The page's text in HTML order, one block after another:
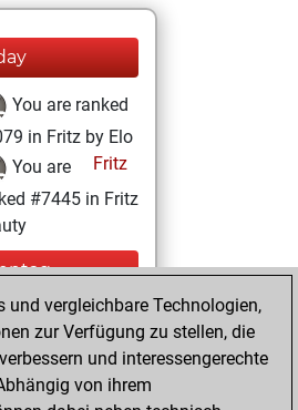
You are ranked
in Fritz by Elo
Fritz
You are
#7445 in Fritz
29,
You won
Fritz
Fritz
und vergleichbare Technologien,
zur Verfügung zu stellen, die
und interessengerechte
von ihrem